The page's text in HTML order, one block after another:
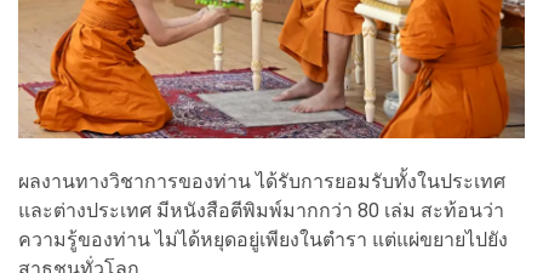
ผลงานทางวิชาการของท่าน ได้รับการยอมรับทั้งในประเทศ
และต่างประเทศ มีหนังสือตีพิมพ์มากกว่า 80 เล่ม สะท้อนว่า
ความรู้ของท่าน ไม่ได้หยุดอยู่เพียงในตำรา แต่แผ่ขยายไปยัง
สาธุชนทั่วโลก